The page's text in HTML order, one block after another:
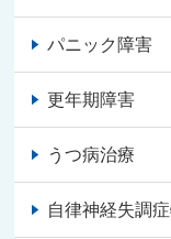
パニック障害
更年期障害
うつ病治療
自律神経失調